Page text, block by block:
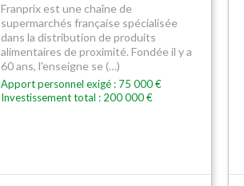
Franprix est une chaîne de
supermarchés française spécialisée
dans la distribution de produits
alimentaires de proximité. Fondée il y a
60 ans, l'enseigne se (…)
Apport personnel exigé : 75 000 €
Investissement total : 200 000 €